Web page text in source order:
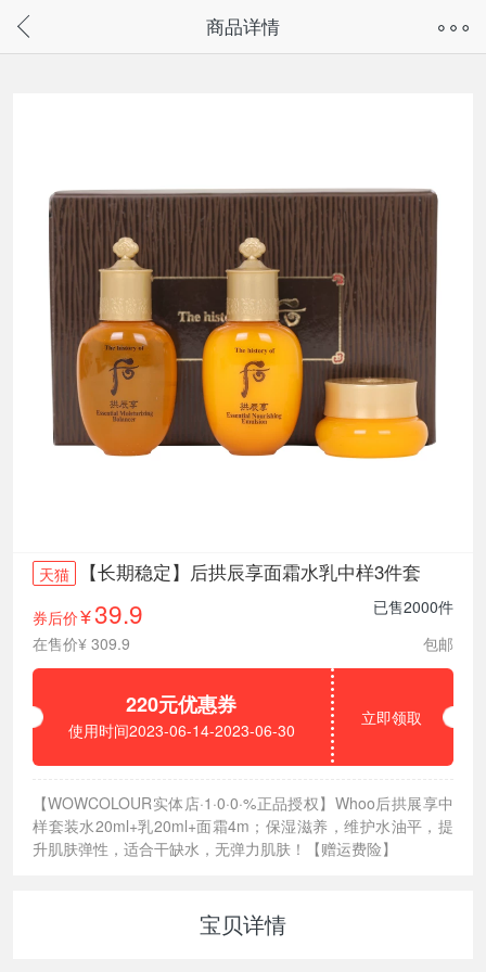
请通过微信或支付宝搜“奇兔客小程序”访问
商品详情
天猫 【长期稳定】后拱辰享面霜水乳中样3件套
券后价¥39.9
已售2000件
在售价¥ 309.9
包邮
220元优惠券
使用时间2023-06-14-2023-06-30
立即领取
【WOWCOLOUR实体店·1·0·0·%正品授权】Whoo后拱展享中
样套装水20ml+乳20ml+面霜4m；保湿滋养，维护水油平，提
升肌肤弹性，适合干缺水，无弹力肌肤！【赠运费险】
宝贝详情